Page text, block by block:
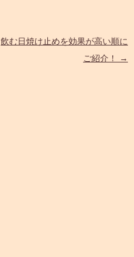
飲む日焼け止めを効果が高い順に
ご紹介！
→